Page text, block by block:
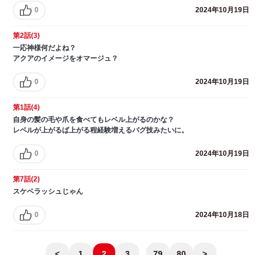
0 2024年10月19日
第2話(3)
一応神様何だよね？
アクアのイメージをオマージュ？
0 2024年10月19日
第1話(4)
自身の髪の毛や爪を食べてもレベル上がるのかな？
レベルが上がるば上がる程経験増えるバグ技みたいに。
0 2024年10月19日
第7話(2)
スケベラッシュじゃん
0 2024年10月18日